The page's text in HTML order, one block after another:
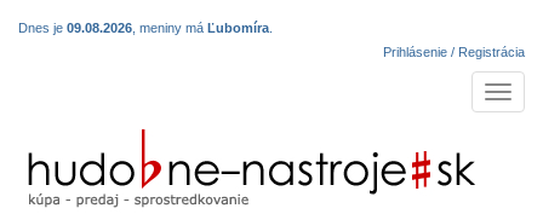
Dnes je 09.08.2026 , meniny má Ľubomíra
Prihlásenie / Registrácia